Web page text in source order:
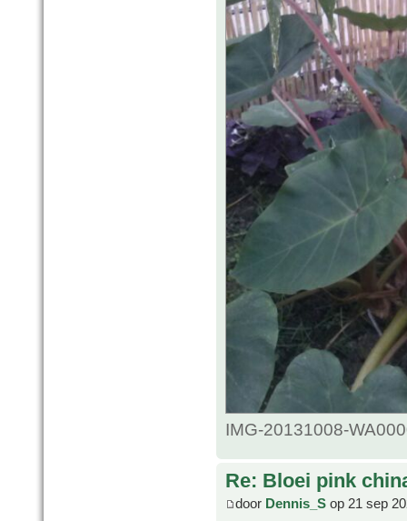
IMG-20131008-
Re: Bloei pink
door Dennis_S op 21 sep